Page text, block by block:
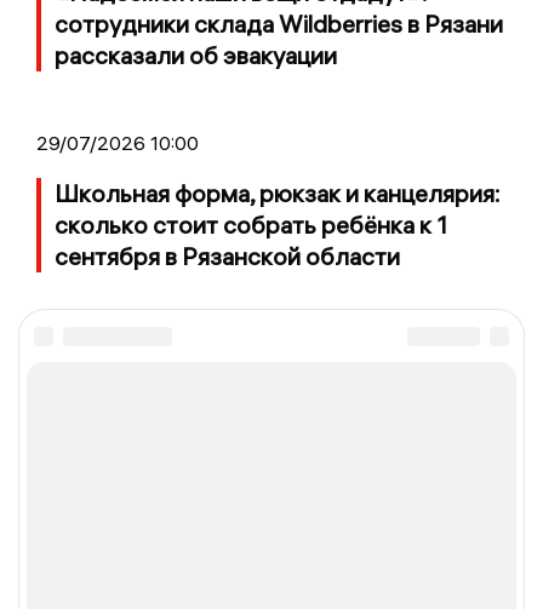
сотрудники склада Wildberries в Рязани
рассказали об эвакуации
29/07/2026 10:00
Школьная форма, рюкзак и канцелярия:
сколько стоит собрать ребёнка к 1
сентября в Рязанской области